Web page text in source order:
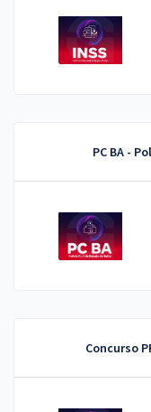
PC BA -
Concurso